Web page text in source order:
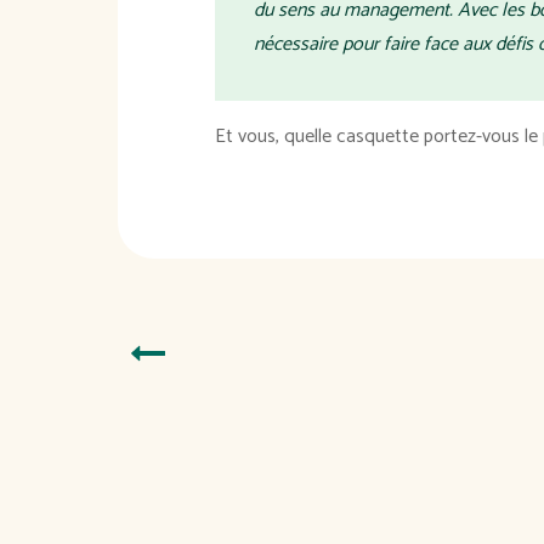
du sens au management. Avec les
nécessaire pour faire face aux défis
Et vous, quelle casquette portez-vous